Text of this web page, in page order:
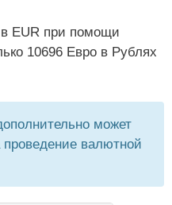
EUR при помощи
10696 Евро в Рублях
может
валютной